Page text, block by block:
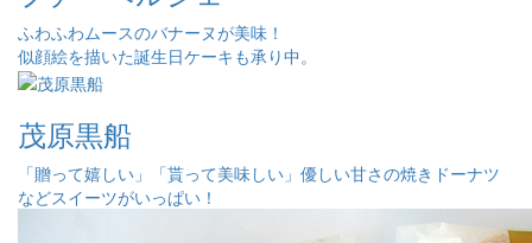
ふわふわムースのバナーヌが美味！
似顔絵を描いた誕生日ケーキも承り中。
茂原黒船
「贈って嬉しい」「貰って美味しい」優しい甘さの焼きドーナツ
などスイーツがいっぱい！